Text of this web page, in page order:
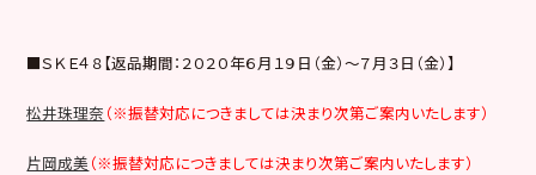
■ＳＫＥ４８【返品期間：２０２０年６月１９日（金）～７月３日（金）】
松井珠理奈 （※振替対応につきましては決まり次第ご案内いたします）
片岡成美 （※振替対応につきましては決まり次第ご案内いたします）